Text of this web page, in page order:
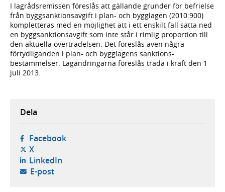
I lagrådsremissen föreslås att gällande grunder för befrielse
från byggsanktionsavgift i plan- och bygglagen (2010:900)
kompletteras med en möjlighet att i ett enskilt fall sätta ned
en byggsanktionsavgift som inte står i rimlig proportion till
den aktuella överträdelsen. Det föreslås även några
förtydliganden i plan- och bygglagens sanktions-
bestämmelser. Lagändringarna föreslås träda i kraft den 1
juli 2013.
Dela
Facebook- öppnas i ny flik, extern webbplats,
X- öppnas i ny flik, extern webbplats,
LinkedIn- öppnas i ny flik, extern webbplats,
E-post- öppnar din e-postklient,